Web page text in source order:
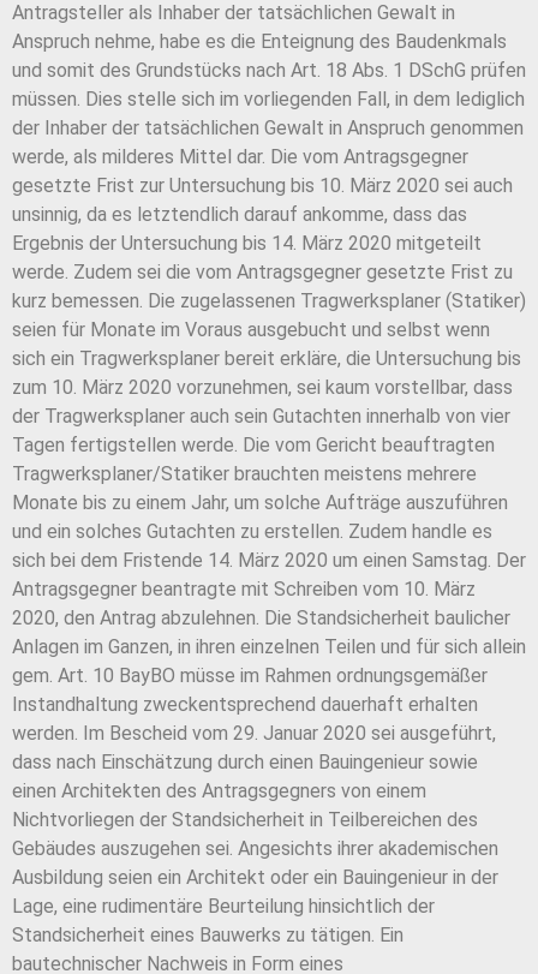
Antragsteller als Inhaber der tatsächlichen Gewalt in
Anspruch nehme, habe es die Enteignung des Baudenkmals
und somit des Grundstücks nach Art. 18 Abs. 1 DSchG prüfen
müssen. Dies stelle sich im vorliegenden Fall, in dem lediglich
der Inhaber der tatsächlichen Gewalt in Anspruch genommen
werde, als milderes Mittel dar. Die vom Antragsgegner
gesetzte Frist zur Untersuchung bis 10. März 2020 sei auch
unsinnig, da es letztendlich darauf ankomme, dass das
Ergebnis der Untersuchung bis 14. März 2020 mitgeteilt
werde. Zudem sei die vom Antragsgegner gesetzte Frist zu
kurz bemessen. Die zugelassenen Tragwerksplaner (Statiker)
seien für Monate im Voraus ausgebucht und selbst wenn
sich ein Tragwerksplaner bereit erkläre, die Untersuchung bis
zum 10. März 2020 vorzunehmen, sei kaum vorstellbar, dass
der Tragwerksplaner auch sein Gutachten innerhalb von vier
Tagen fertigstellen werde. Die vom Gericht beauftragten
Tragwerksplaner/Statiker brauchten meistens mehrere
Monate bis zu einem Jahr, um solche Aufträge auszuführen
und ein solches Gutachten zu erstellen. Zudem handle es
sich bei dem Fristende 14. März 2020 um einen Samstag. Der
Antragsgegner beantragte mit Schreiben vom 10. März
2020, den Antrag abzulehnen. Die Standsicherheit baulicher
Anlagen im Ganzen, in ihren einzelnen Teilen und für sich allein
gem. Art. 10 BayBO müsse im Rahmen ordnungsgemäßer
Instandhaltung zweckentsprechend dauerhaft erhalten
werden. Im Bescheid vom 29. Januar 2020 sei ausgeführt,
dass nach Einschätzung durch einen Bauingenieur sowie
einen Architekten des Antragsgegners von einem
Nichtvorliegen der Standsicherheit in Teilbereichen des
Gebäudes auszugehen sei. Angesichts ihrer akademischen
Ausbildung seien ein Architekt oder ein Bauingenieur in der
Lage, eine rudimentäre Beurteilung hinsichtlich der
Standsicherheit eines Bauwerks zu tätigen. Ein
bautechnischer Nachweis in Form eines